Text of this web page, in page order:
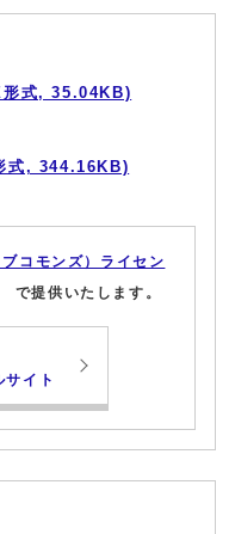
形式, 35.04KB)
式, 344.16KB)
コモンズ）ライセン
で提供いたします。
イト